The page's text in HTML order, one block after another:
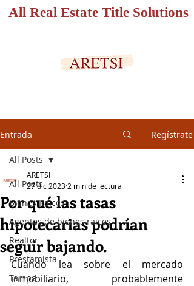
All Real Estate Title Solutions
Entrada Regístrate
All Posts
Bienes Raices
Agentes de bienes raices
Realtor
Prestamista
Tampa
All Posts
Por qué las tasas
hipotecarias podrían
seguir bajando.
ARETSI
27 dic 2023 2 min de lectura
Cuando lea sobre el mercado
inmobiliario, probablemente